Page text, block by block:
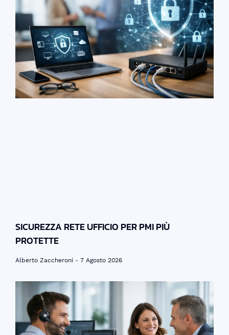
SICUREZZA RETE UFFICIO PER PMI PIÙ
PROTETTE
Alberto Zaccheroni 7 Agosto 2026